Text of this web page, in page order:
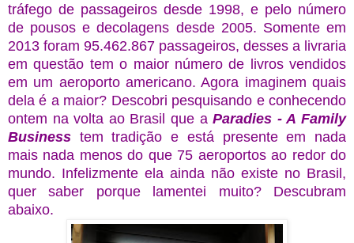
tráfego de passageiros desde 1998, e pelo número
de pousos e decolagens desde 2005. Somente em
2013 foram 95.462.867 passageiros, desses a livraria
em questão tem o maior número de livros vendidos
em um aeroporto americano. Agora imaginem quais
dela é a maior? Descobri pesquisando e conhecendo
ontem na volta ao Brasil que aParadies - A Family
Business tem tradição e está presente em nada
mais nada menos do que 75 aeroportos ao redor do
mundo. Infelizmente ela ainda não existe no Brasil,
quer saber porque lamentei muito? Descubram
abaixo.